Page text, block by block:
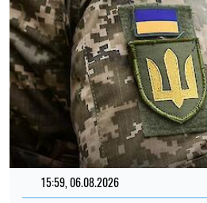
ОСТАННІ НОВИНИ
20:00
08.08.26
"Динамо" залишили
футболістів
08.08.26
Окупанти завдали
загорівся рейсовий
водій